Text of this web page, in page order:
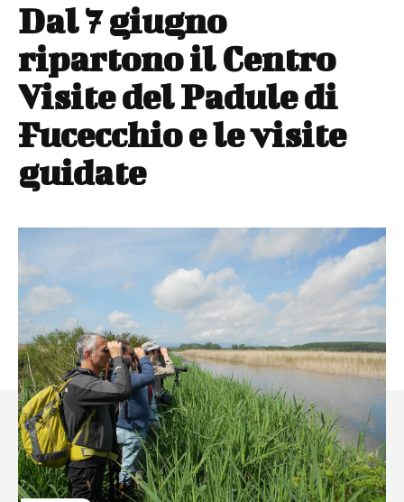
Dal 7 giugno
ripartono il Centro
Visite del Padule di
Fucecchio e le visite
guidate